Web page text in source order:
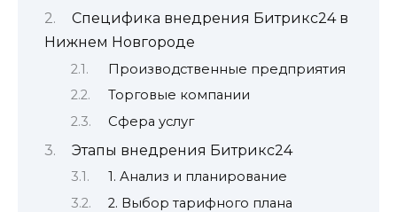
Специфика внедрения Битрикс24 в
Нижнем Новгороде
Производственные предприятия
Торговые компании
Сфера услуг
Этапы внедрения Битрикс24
1. Анализ и планирование
2. Выбор тарифного плана